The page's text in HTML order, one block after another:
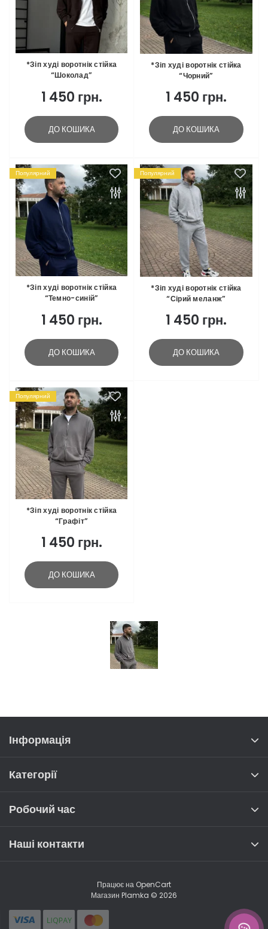
*Зіп худі воротнік стійка
“Шоколад”
1 450 грн.
ДО КОШИКА
*Зіп худі воротнік стійка
“Чорний”
1 450 грн.
ДО КОШИКА
Популярний
*Зіп худі воротнік стійка
“Темно-синій”
1 450 грн.
ДО КОШИКА
Популярний
*Зіп худі воротнік стійка
“Сірий меланж”
1 450 грн.
ДО КОШИКА
Популярний
*Зіп худі воротнік стійка
“Графіт”
1 450 грн.
ДО КОШИКА
Інформація
Категорії
Робочий час
Наші контакти
Працює на OpenCart
Магазин Plamka © 2026